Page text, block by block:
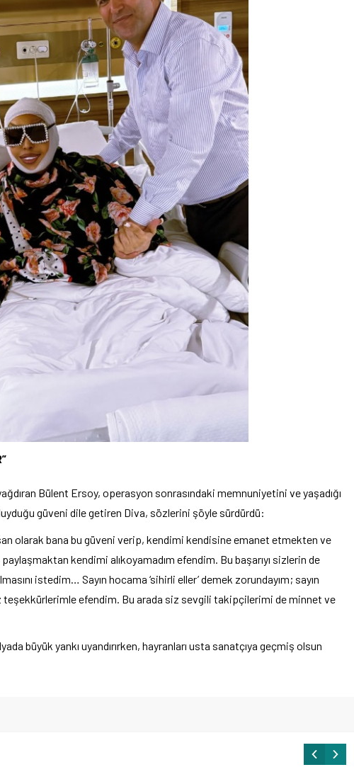
Bülent Ersoy, operasyon sonrasındaki memnuniyetini ve yaşadığı
güveni dile getiren Diva, sözlerini şöyle sürdürdü:
olarak bana bu güveni verip, kendimi kendisine emanet etmekten ve
kendimi alıkoyamadım efendim. Bu başarıyı sizlerin de
istedim… Sayın hocama ‘sihirli eller’ demek zorundayım; sayın
efendim. Bu arada siz sevgili takipçilerimi de minnet ve
büyük yankı uyandırırken, hayranları usta sanatçıya geçmiş olsun